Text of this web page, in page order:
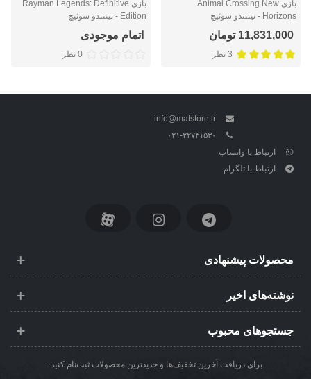
بازی Animal Crossing New
Horizons - نینتندو سوئيچ
11,831,000 تومان
3 نظر
بازی Rayman Legends: Definitive
Edition - نینتندو سوئیچ
اتمام موجودی
0 نظر
info@matstore.ir
۰۲۱-۲۲۷۴۱۵۳۰
ارتباط با واتساپ
ارتباط با تلگرام
محصولات پیشنهادی
نوشته‌های اخیر
جستجوهای محبوب
برای دریافت آخرین تخفیف‌ها و جدیدترین محصولات ثبت‌نام کنید.